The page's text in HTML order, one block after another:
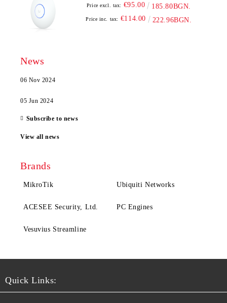
Price excl. tax: €95.00 185.80BGN.
Price inc. tax: €114.00 222.96BGN.
News
06 Nov 2024
05 Jun 2024
Subscribe to news
View all news
Brands
MikroTik Ubiquiti Networks
ACESEE Security, Ltd. PC Engines
Vesuvius Streamline
Quick Links: